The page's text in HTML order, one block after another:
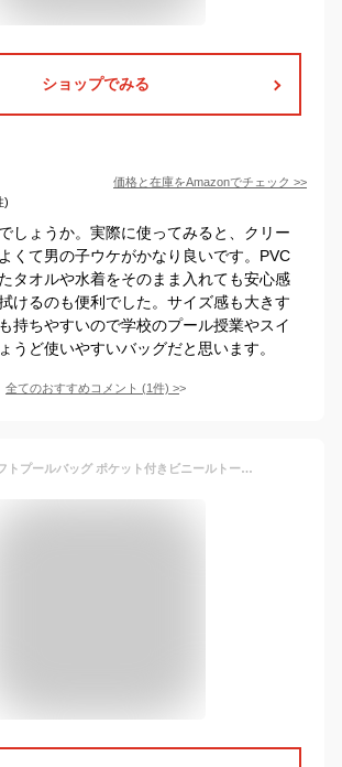
ショップでみる
価格と在庫をAmazonでチェック >>
)
しょうか。実際に使ってみると、クリー
くて男の子ウケがかなり良いです。PVC
タオルや水着をそのまま入れても安心感
けるのも便利でした。サイズ感も大きす
持ちやすいので学校のプール授業やスイ
うど使いやすいバッグだと思います。
全てのおすすめコメント (1件) >
マインクラフトプールバッグ ポケット付きビニールトート 2層式プールバッグ